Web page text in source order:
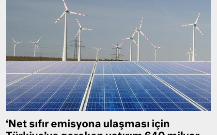
‘Net sıfır emisyona ulaşması için